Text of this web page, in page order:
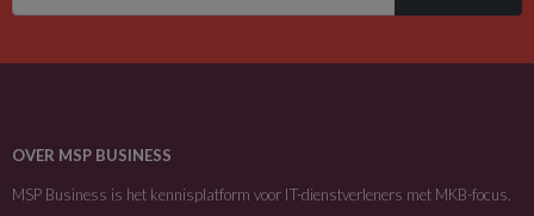
OVER MSP BUSINESS
MSP Business is het kennisplatform voor IT-dienstverleners met MKB-focus.